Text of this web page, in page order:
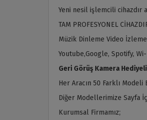
Yeni nesil işlemcili cihazdır
TAM PROFESYONEL
Müzik Dinleme Video
Youtube,Google, Spotify,
Geri Görüş Kamera
Her Aracın 50 Farklı
Diğer Modellerimize Sayfa
Kurumsal Firmamız;